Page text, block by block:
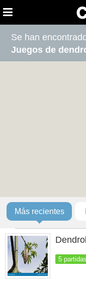
Se han
Juegos de
Más recientes
5 partidas